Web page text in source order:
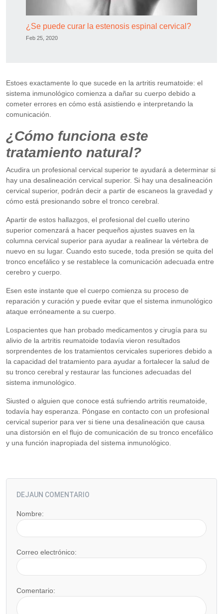
¿Se puede curar la estenosis espinal cervical?
Feb 25, 2020
Estoes exactamente lo que sucede en la artritis reumatoide: el
sistema inmunológico comienza a dañar su cuerpo debido a
cometer errores en cómo está asistiendo e interpretando la
comunicación.
¿Cómo funciona este
tratamiento natural?
Acudira un profesional cervical superior te ayudará a determinar si
hay una desalineación cervical superior. Si hay una desalineación
cervical superior, podrán decir a partir de escaneos la gravedad y
cómo está presionando sobre el tronco cerebral.
Apartir de estos hallazgos, el profesional del cuello uterino
superior comenzará a hacer pequeños ajustes suaves en la
columna cervical superior para ayudar a realinear la vértebra de
nuevo en su lugar. Cuando esto sucede, toda presión se quita del
tronco encefálico y se restablece la comunicación adecuada entre
cerebro y cuerpo.
Esen este instante que el cuerpo comienza su proceso de
reparación y curación y puede evitar que el sistema inmunológico
ataque erróneamente a su cuerpo.
Lospacientes que han probado medicamentos y cirugía para su
alivio de la artritis reumatoide todavía vieron resultados
sorprendentes de los tratamientos cervicales superiores debido a
la capacidad del tratamiento para ayudar a fortalecer la salud de
su tronco cerebral y restaurar las funciones adecuadas del
sistema inmunológico.
Siusted o alguien que conoce está sufriendo artritis reumatoide,
todavía hay esperanza. Póngase en contacto con un profesional
cervical superior para ver si tiene una desalineación que causa
una distorsión en el flujo de comunicación de su tronco encefálico
y una función inapropiada del sistema inmunológico.
DEJAUN COMENTARIO
Nombre:
Correo electrónico:
Comentario: